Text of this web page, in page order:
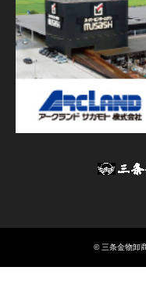
©三条金物卸